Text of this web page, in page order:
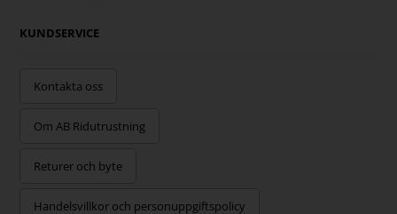
KUNDSERVICE
Kontakta oss
Om AB Ridutrustning
Returer och byte
Handelsvillkor och personuppgiftspolicy